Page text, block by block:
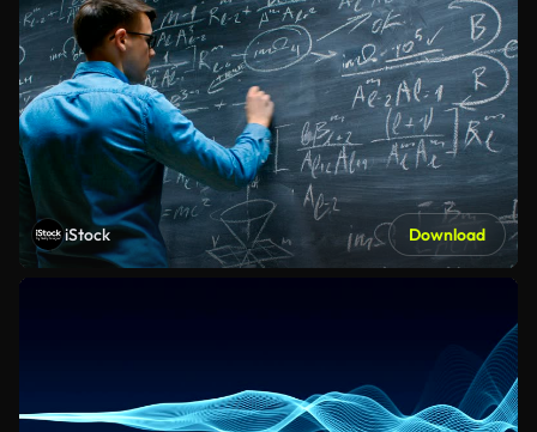
iStock Download